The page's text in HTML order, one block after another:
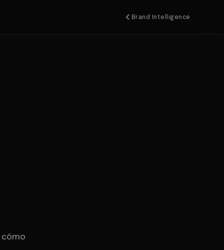
Brand Intelligence